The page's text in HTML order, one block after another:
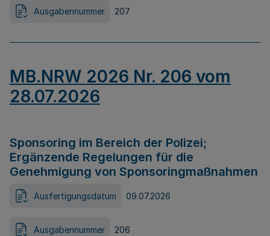
Ausgabennummer 207
MB.NRW 2026 Nr. 206 vom
28.07.2026
Sponsoring im Bereich der Polizei;
Ergänzende Regelungen für die
Genehmigung von Sponsoringmaßnahmen
Ausfertigungsdatum 09.07.2026
Ausgabennummer 206